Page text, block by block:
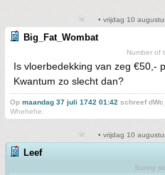
• vrijdag 10
Big_Fat_Wombat
Number of
Is vloerbedekking van zeg €50,-
Kwantum zo slecht dan?
Op maandag 37 juli 1742 01:42 schreef
Whehehe.
• vrijdag 10
Leef
Sunny